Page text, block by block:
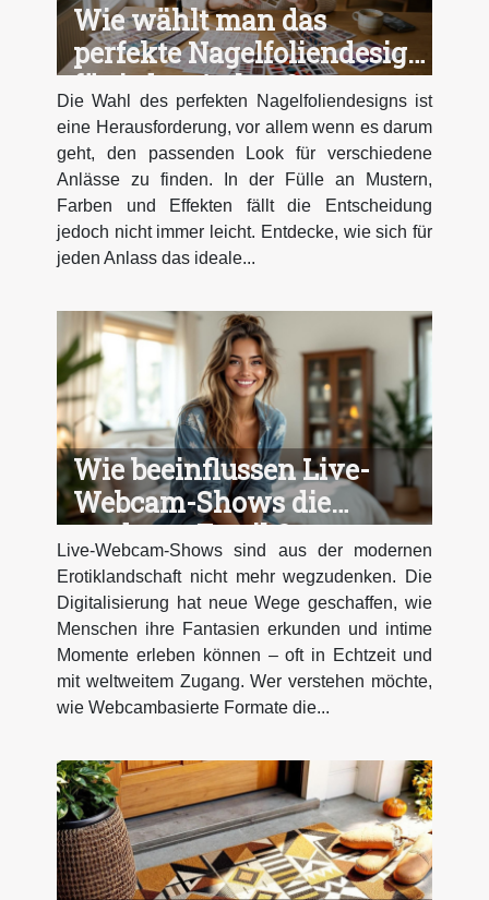
Wie wählt man das
perfekte Nagelfoliendesign
für jeden Anlass?
Die Wahl des perfekten Nagelfoliendesigns ist
eine Herausforderung, vor allem wenn es darum
geht, den passenden Look für verschiedene
Anlässe zu finden. In der Fülle an Mustern,
Farben und Effekten fällt die Entscheidung
jedoch nicht immer leicht. Entdecke, wie sich für
jeden Anlass das ideale...
Wie beeinflussen Live-
Webcam-Shows die
moderne Erotik?
Live-Webcam-Shows sind aus der modernen
Erotiklandschaft nicht mehr wegzudenken. Die
Digitalisierung hat neue Wege geschaffen, wie
Menschen ihre Fantasien erkunden und intime
Momente erleben können – oft in Echtzeit und
mit weltweitem Zugang. Wer verstehen möchte,
wie Webcambasierte Formate die...